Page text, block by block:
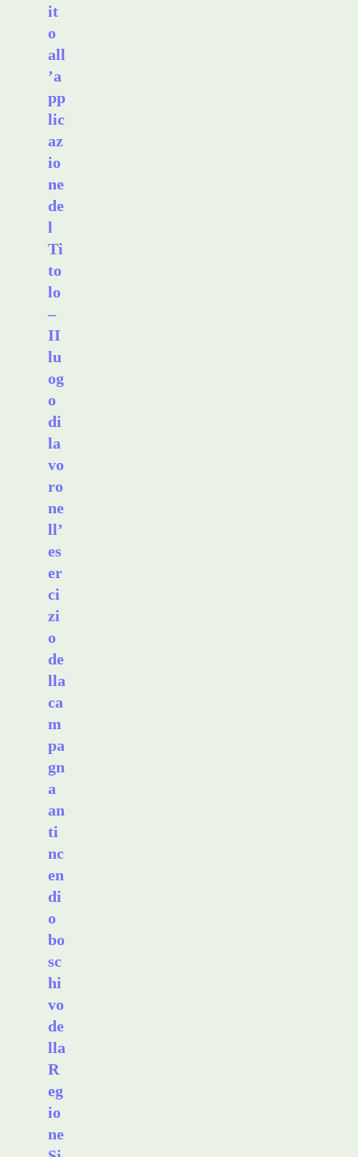
it
o
all
’a
pp
lic
az
io
ne
de
l
Ti
to
lo
–
II
lu
og
o
di
la
vo
ro
ne
ll’
es
er
ci
zi
o
de
lla
ca
m
pa
gn
a
an
ti
nc
en
di
o
bo
sc
hi
vo
de
lla
R
eg
io
ne